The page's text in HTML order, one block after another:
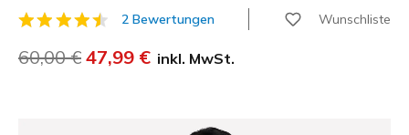
3,3 von 5 Kundenbewertungen
2 Bewertungen Wunschliste
Reduziert von
60,00 € auf
47,99 € inkl. MwSt.